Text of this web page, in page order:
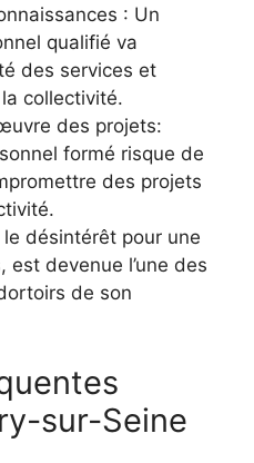
: Un
qualifié va
des services et
collectivité.
des projets:
formé risque de
des projets
désintérêt pour une
est devenue l’une des
de son
sur-Seine